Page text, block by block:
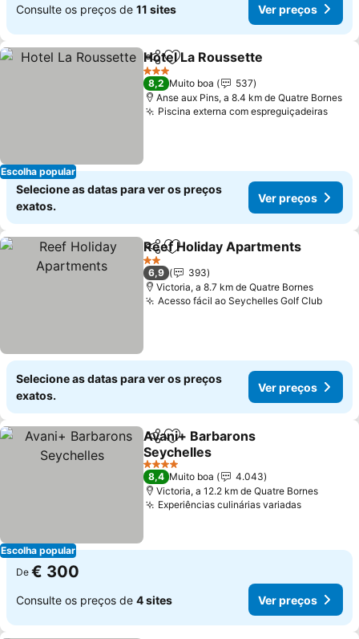
Consulte os preços de 11 sites Ver preços
Escolha popular
PartilharAdicionar aos favoritos
Hotel La Roussette
3 Estrelas
8,2 Muito boa
537
Anse aux Pins, a 8.4 km de Quatre Bornes
Piscina externa com espreguiçadeirasVer
Selecione as datas para ver os preços
exatos.
Ver preços
PartilharAdicionar aos favoritos
Reef Holiday Apartments
2 Estrelas
6,9
393
Victoria, a 8.7 km de Quatre Bornes
Acesso fácil ao Seychelles Golf ClubVer
Selecione as datas para ver os preços
exatos.
Ver preços
Escolha popular
PartilharAdicionar aos favoritos
Avani+ Barbarons
Seychelles
Ver preços
4 Estrelas
8,4 Muito boa
4.043
Victoria, a 12.2 km de Quatre Bornes
Experiências culinárias variadasVer
De € 300
Consulte os preços de 4 sites Ver preços